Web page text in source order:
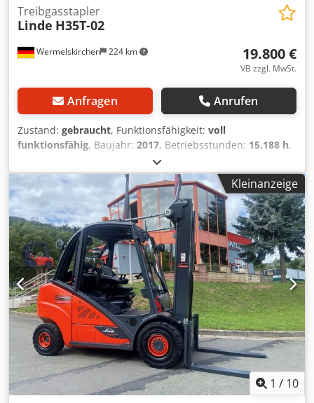
Wermelskirchen 224 km
Treibgasstapler
Linde H35T-02
19.800 €
VB zzgl. MwSt.
Anfragen Anrufen
Zustand: gebraucht, Funktionsfähigkeit: voll
funktionsfähig, Baujahr: 2017, Betriebsstunden: 15.188 h,
, Hubhöhe:4.950 mm
Gas, Masttyp:Simplex, Bauhöhe:3.200 mm, Gabellänge:
1.200 mm
, Antriebsart:Treibgas, Treibgasstapler Masttyp:
Standard Zustand Technisch: normal Bereifung vorne Typ:
Superelastik Bereifung vorne Zustand: 20 - 40% Dkodjwt H
A Sepfx Aa Isr Bereifung hinten Typ: Superelastik
Bereifung hinten Zustand: 0 - 20% Beschreibung: Das
Gerät wird ggf. teillackiert, werkstatt- und UVV-geprüft.
Preise hierfür erhalten Sie auf Anfrage. Anbaugerät der
Firma Durwen. Typ: DRPK 30 C Bj. 05.2017 Front und
Heckkamera. Waage. Doppelpalettenklammer;
Kleinanzeige
1 / 10